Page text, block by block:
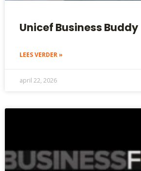
Unicef Business Buddy
LEES VERDER »
april 22, 2026